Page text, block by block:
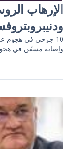
الإرهاب
10 جرحى في هجوم
وإصابة مسنّين في